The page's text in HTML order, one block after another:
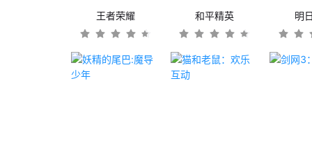
王者荣耀 和平精英 明